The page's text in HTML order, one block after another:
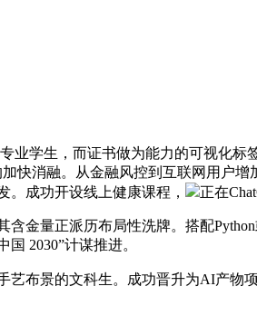
生，而证书做为能力的可视化标
快消融。从金融风控到互联网用户
成功开设线上健康课程，
正在
量正派历布局性洗牌。搭配
2030”计谋推进。
布景的文科生。成功晋升为AI产物